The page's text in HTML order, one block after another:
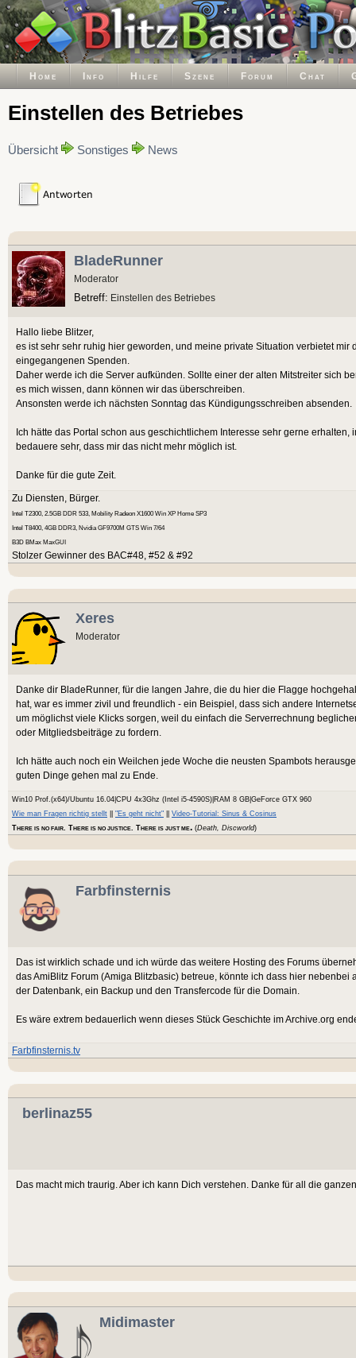
Home Info Hilfe Szene Forum Chat
Einstellen des Betriebes
Übersicht Sonstiges News
BladeRunner
Moderator
Betreff: Einstellen des Betriebes
Hallo liebe Blitzer,
es ist sehr sehr ruhig hier geworden, und meine private Situation verbietet mir
eingegangenen Spenden.
Daher werde ich die Server aufkünden. Sollte einer der alten Mitstreiter sich
es mich wissen, dann können wir das überschreiben.
Ansonsten werde ich nächsten Sonntag das Kündigungsschreiben absenden.
Ich hätte das Portal schon aus geschichtlichem Interesse sehr gerne
bedauere sehr, dass mir das nicht mehr möglich ist.
Danke für die gute Zeit.
Zu Diensten, Bürger.
Intel T2300, 2.5GB DDR 533, Mobility Radeon X1600 Win XP Home SP3
Intel T8400, 4GB DDR3, Nvidia GF9700M GTS Win 7/64
B3D BMax MaxGUI
Stolzer Gewinner des BAC#48, #52 & #92
Xeres
Moderator
Danke dir BladeRunner, für die langen Jahre, die du hier die Flagge
hat, war es immer zivil und freundlich - ein Beispiel, dass sich andere
um möglichst viele Klicks sorgen, weil du einfach die Serverrechnung
oder Mitgliedsbeiträge zu fordern.
Ich hätte auch noch ein Weilchen jede Woche die neusten Spambots
guten Dinge gehen mal zu Ende.
Win10 Prof.(x64)/Ubuntu 16.04|CPU 4x3Ghz (Intel i5-4590S)|RAM 8 GB|GeForce GTX 960
Wie man Fragen richtig stellt
"Es geht nicht"
Video-Tutorial: Sinus & Cosinus
THERE IS NO FAIR. THERE IS NO JUSTICE. THERE IS JUST ME. (Death, Discworld)
Farbfinsternis
Das ist wirklich schade und ich würde das weitere Hosting des Forums
das AmiBlitz Forum (Amiga Blitzbasic) betreue, könnte ich dass hier
der Datenbank, ein Backup und den Transfercode für die Domain.
Es wäre extrem bedauerlich wenn dieses Stück Geschichte im Archive.org
Farbfinsternis.tv
berlinaz55
Das macht mich traurig. Aber ich kann Dich verstehen. Danke für all die
Midimaster